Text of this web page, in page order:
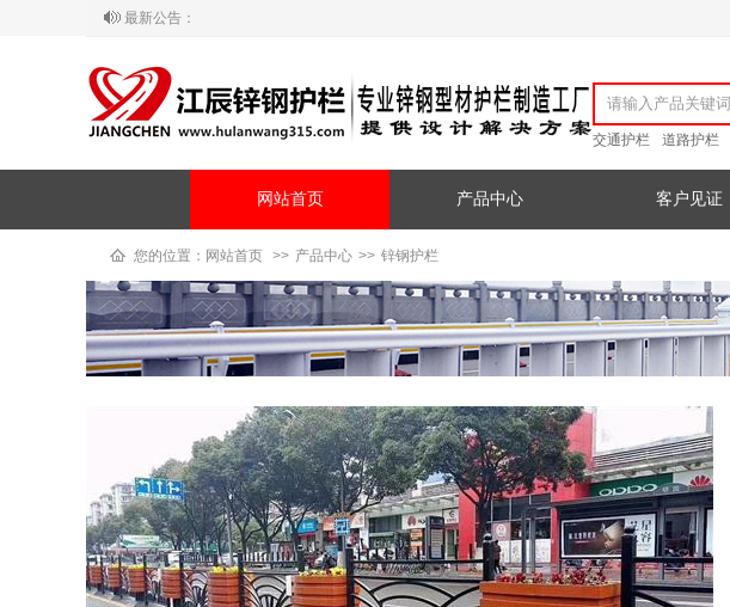
最新公告：
交通护栏 道路护栏
网站首页 产品中心 客户见证
您的位置： 网站首页 >> 产品中心 >> 锌钢护栏